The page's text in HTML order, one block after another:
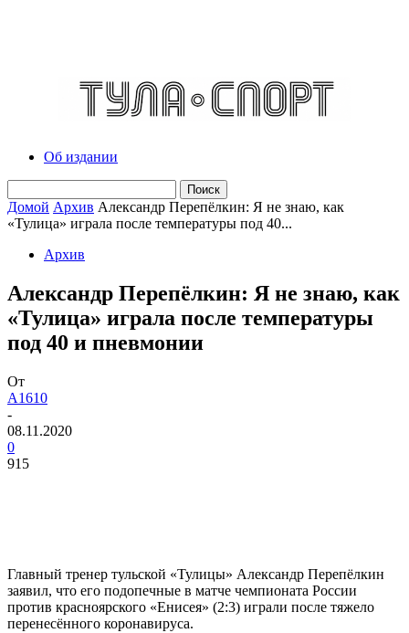
Об издании
Домой Архив Александр Перепёлкин: Я не знаю, как
«Тулица» играла после температуры под 40...
Архив
Александр Перепёлкин: Я не знаю, как
«Тулица» играла после температуры
под 40 и пневмонии
От
A1610
-
08.11.2020
0
915
Главный тренер тульской «Тулицы» Александр Перепёлкин
заявил, что его подопечные в матче чемпионата России
против красноярского «Енисея» (2:3) играли после тяжело
перенесённого коронавируса.